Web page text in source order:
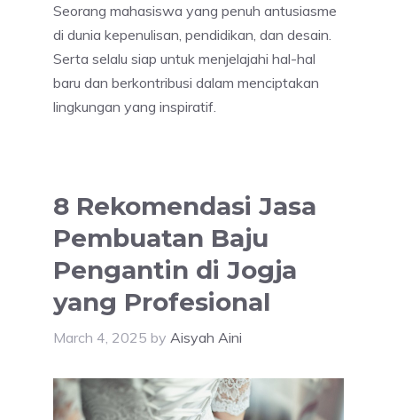
Seorang mahasiswa yang penuh antusiasme
di dunia kepenulisan, pendidikan, dan desain.
Serta selalu siap untuk menjelajahi hal-hal
baru dan berkontribusi dalam menciptakan
lingkungan yang inspiratif.
8 Rekomendasi Jasa
Pembuatan Baju
Pengantin di Jogja
yang Profesional
March 4, 2025 by Aisyah Aini